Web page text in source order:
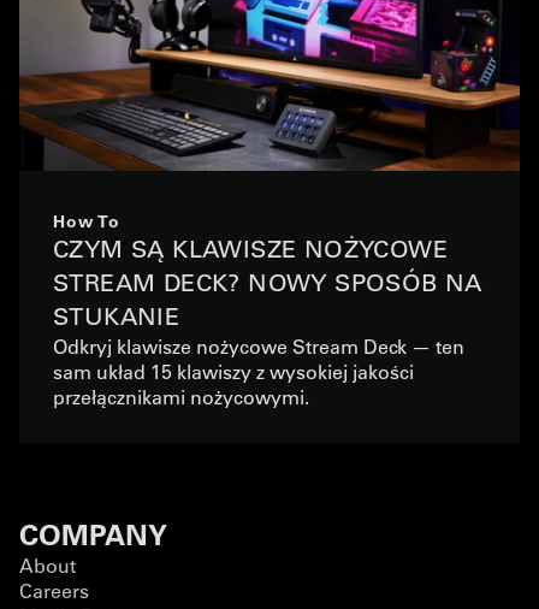
How To
CZYM SĄ KLAWISZE NOŻYCOWE
STREAM DECK? NOWY SPOSÓB NA
STUKANIE
Odkryj klawisze nożycowe Stream Deck — ten
sam układ 15 klawiszy z wysokiej jakości
przełącznikami nożycowymi.
COMPANY
About
Careers